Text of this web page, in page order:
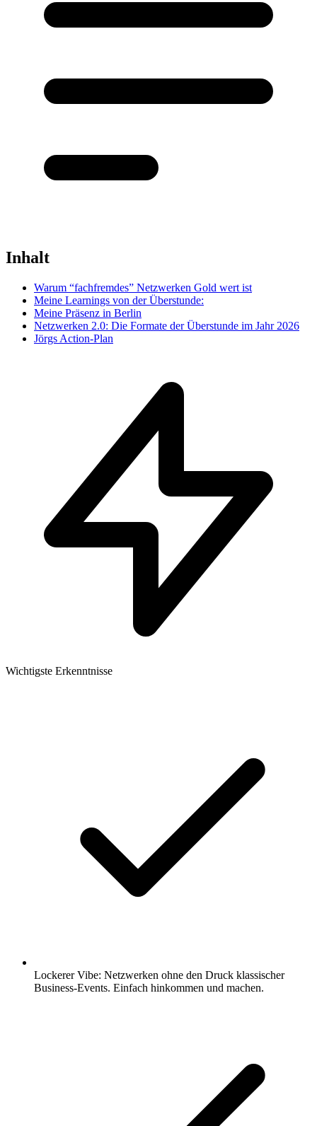
Inhalt
Warum “fachfremdes” Netzwerken Gold wert ist
Meine Learnings von der Überstunde:
Meine Präsenz in Berlin
Netzwerken 2.0: Die Formate der Überstunde im Jahr 2026
Jörgs Action-Plan
Wichtigste Erkenntnisse
Lockerer Vibe: Netzwerken ohne den Druck klassischer
Business-Events. Einfach hinkommen und machen.